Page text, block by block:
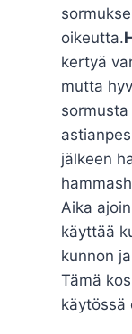
oikeutta.
kertyä
mutta
jälkeen
Aika
käyttää
kunnon
Tämä
käytössä